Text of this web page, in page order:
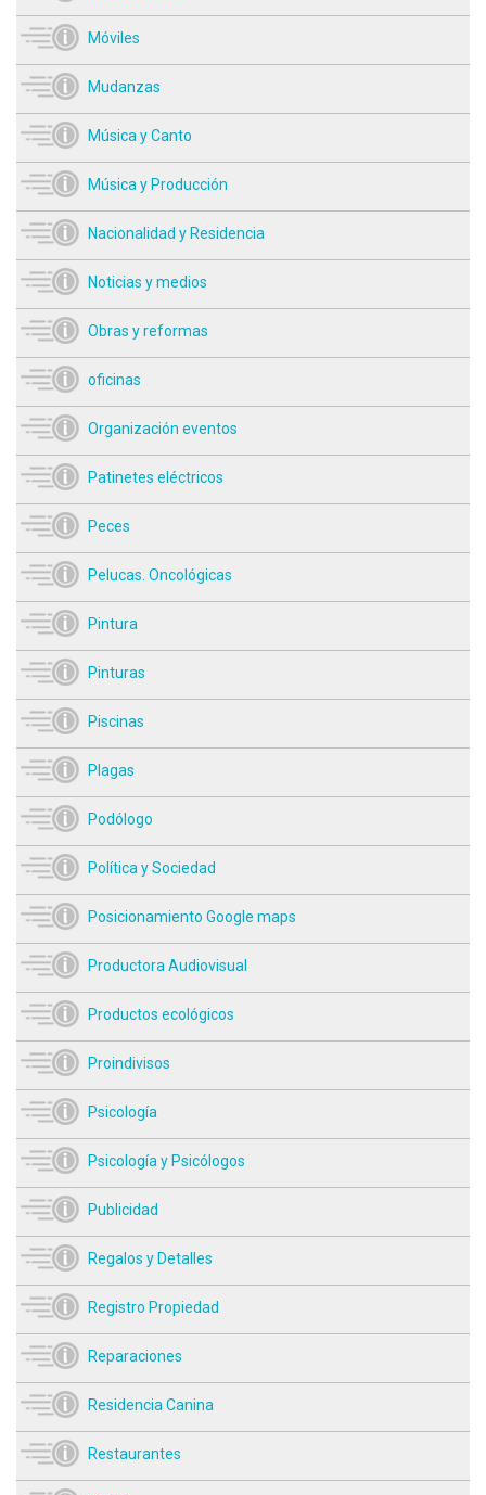
Móviles
Mudanzas
Música y Canto
Música y Producción
Nacionalidad y Residencia
Noticias y medios
Obras y reformas
oficinas
Organización eventos
Patinetes eléctricos
Peces
Pelucas. Oncológicas
Pintura
Pinturas
Piscinas
Plagas
Podólogo
Política y Sociedad
Posicionamiento Google maps
Productora Audiovisual
Productos ecológicos
Proindivisos
Psicología
Psicología y Psicólogos
Publicidad
Regalos y Detalles
Registro Propiedad
Reparaciones
Residencia Canina
Restaurantes